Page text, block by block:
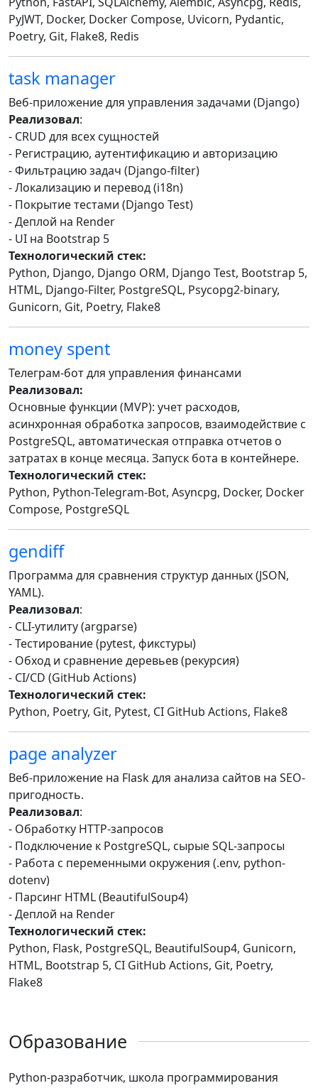
PyJWT, Docker, Docker Compose, Uvicorn, Pydantic,
Poetry, Git, Flake8, Redis
task manager
Веб-приложение для управления задачами (Django)
Реализовал:
- CRUD для всех сущностей
- Регистрацию, аутентификацию и авторизацию
- Фильтрацию задач (Django-filter)
- Локализацию и перевод (i18n)
- Покрытие тестами (Django Test)
- Деплой на Render
- UI на Bootstrap 5
Технологический стек:
Python, Django, Django ORM, Django Test, Bootstrap 5,
HTML, Django-Filter, PostgreSQL, Psycopg2-binary,
Gunicorn, Git, Poetry, Flake8
money spent
Телеграм-бот для управления финансами
Реализовал:
Основные функции (MVP): учет расходов,
асинхронная обработка запросов, взаимодействие с
PostgreSQL, автоматическая отправка отчетов о
затратах в конце месяца. Запуск бота в контейнере.
Технологический стек:
Python, Python-Telegram-Bot, Asyncpg, Docker, Docker
Compose, PostgreSQL
gendiff
Программа для сравнения структур данных (JSON,
YAML).
Реализовал:
- CLI-утилиту (argparse)
- Тестирование (pytest, фикстуры)
- Обход и сравнение деревьев (рекурсия)
- CI/CD (GitHub Actions)
Технологический стек:
Python, Poetry, Git, Pytest, CI GitHub Actions, Flake8
page analyzer
Веб-приложение на Flask для анализа сайтов на SEO-
пригодность.
Реализовал:
- Обработку HTTP-запросов
- Подключение к PostgreSQL, сырые SQL-запросы
- Работа с переменными окружения (.env, python-
dotenv)
- Парсинг HTML (BeautifulSoup4)
- Деплой на Render
Технологический стек:
Python, Flask, PostgreSQL, BeautifulSoup4, Gunicorn,
HTML, Bootstrap 5, CI GitHub Actions, Git, Poetry,
Flake8
Образование
Python-разработчик, школа программирования